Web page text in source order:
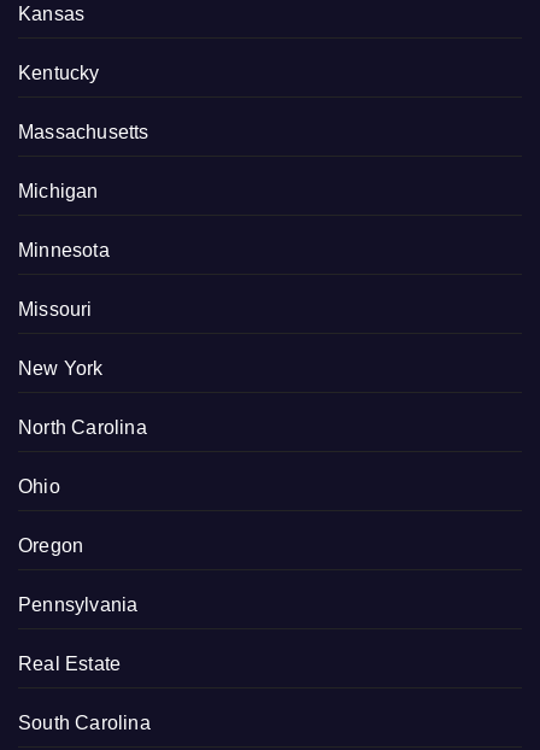
Kansas
Kentucky
Massachusetts
Michigan
Minnesota
Missouri
New York
North Carolina
Ohio
Oregon
Pennsylvania
Real Estate
South Carolina